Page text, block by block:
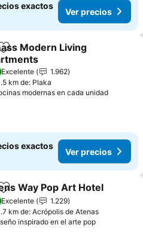
exactos
Ver precios
Agregar a favoritos
Modern Living
Excelente
1.962
km de: Plaka
modernas en cada unidad
exactos
Ver precios
Agregar a favoritos
Way Pop Art Hotel
Excelente
1.229
km de: Acrópolis de Atenas
inspirado en el arte pop